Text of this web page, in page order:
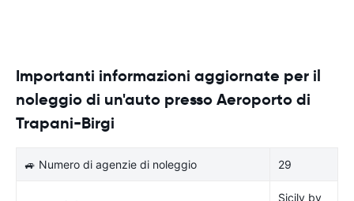
Importanti informazioni aggiornate per il
noleggio di un'auto presso Aeroporto di
Trapani-Birgi
🚙 Numero di agenzie di noleggio 29
Sicily by